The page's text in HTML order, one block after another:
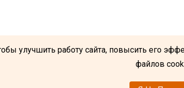
улучшить работу сайта, повысить его
файлов